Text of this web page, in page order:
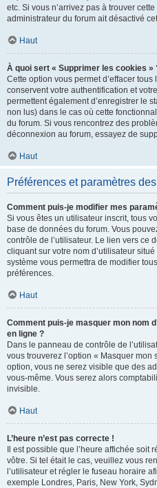
etc. Si vous n’arrivez pas à trouver
administrateur du forum ait désactivé
Haut
À quoi sert « Supprimer les cookies »
Cette option vous permet d’effacer
conservent votre authentification et
permettent également d’enregistrer le
non lus) dans le cas où cette
du forum. Si vous rencontrez des
déconnexion au forum, essayez de
Haut
Préférences et paramètres
Comment puis-je modifier mes
Si vous êtes un utilisateur inscrit, tous
base de données du forum. Vous
contrôle de l’utilisateur. Le lien vers ce
cliquant sur votre nom d’utilisateur
système vous permettra de modifier
préférences.
Haut
Comment puis-je masquer mon nom
en ligne ?
Dans le panneau de contrôle de
vous trouverez l’option « Masquer mon
option, vous ne serez visible que des
vous-même. Vous serez alors
invisible.
Haut
L’heure n’est pas correcte !
Il est possible que l’heure affichée
vôtre. Si tel était le cas, veuillez vous
l’utilisateur et régler le fuseau horaire
exemple Londres, Paris, New York,